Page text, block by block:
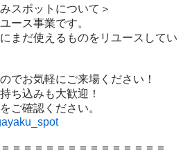
スポットについて＞
ース事業です。
まだ使えるものをリユースしてい
でお気軽にご来場ください！
ち込みも大歓迎！
＝＝＝＝＝＝＝＝＝＝＝＝＝＝